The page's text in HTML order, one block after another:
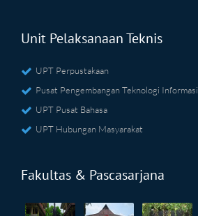
Unit Pelaksanaan Teknis
UPT Perpustakaan
Pusat Pengembangan Teknologi Informasi
UPT Pusat Bahasa
UPT Hubungan Masyarakat
Fakultas & Pascasarjana